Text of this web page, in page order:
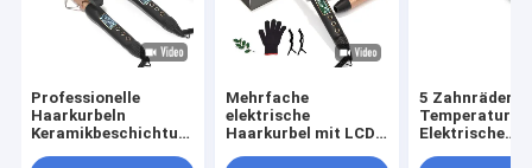
Professionelle
Haarkurbeln
Keramikbeschichtung
Mehrfache
elektrische
Haarkurbel mit LCD-
5 Zahnräder
Elektrische